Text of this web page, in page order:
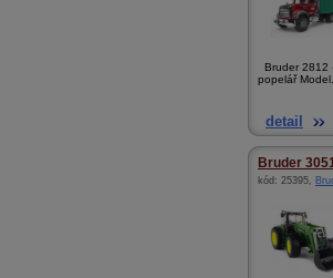
Bruder 2812
popelář
detail
Bruder
kód: 25395,